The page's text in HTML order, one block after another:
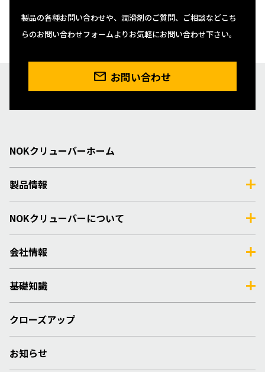
製品の各種お問い合わせや、潤滑剤のご質問、ご相談などこち
らのお問い合わせフォームよりお気軽にお問い合わせ下さい。
お問い合わせ
NOKクリューバーホーム
製品情報
NOKクリューバーについて
会社情報
基礎知識
クローズアップ
お知らせ